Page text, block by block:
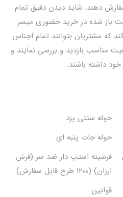
دهند. شاید دیدن دقیق تمام
باز شده در خرید حضوری میسر
که مشتریان بتوانند تمام اجناس
مناسب بازدید و بررسی نمایند و
داشته باشند.
حوله سنتی یزد
حوله جات پنبه ای
فرشینه استپ دار ضد سر (فرش
ارزان) (۱۲۰۰ طرح قابل سفارش)
قوانین